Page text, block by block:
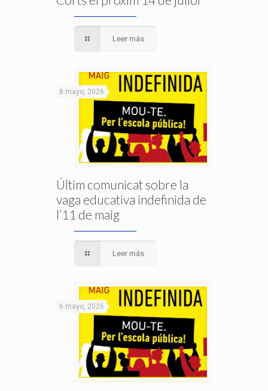
Leer más
8 mayo, 2026
Últim comunicat sobre la
vaga educativa indefinida de
l’11 de maig
Leer más
6 mayo, 2026